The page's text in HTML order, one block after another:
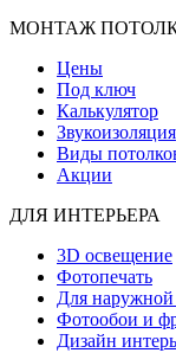
МОНТАЖ
Цены
Под ключ
Калькулятор
Звукоизоляция
Виды
Акции
ДЛЯ ИНТЕРЬЕРА
3D освещение
Фотопечать
Для
Фотообои и
Дизайн